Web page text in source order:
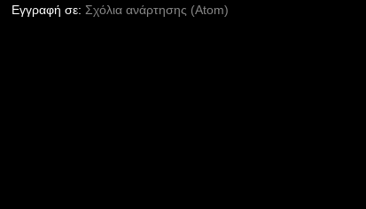
Εγγραφή σε: Σχόλια ανάρτησης (Atom)